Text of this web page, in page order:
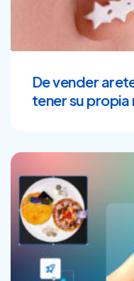
De vender
tener su propia